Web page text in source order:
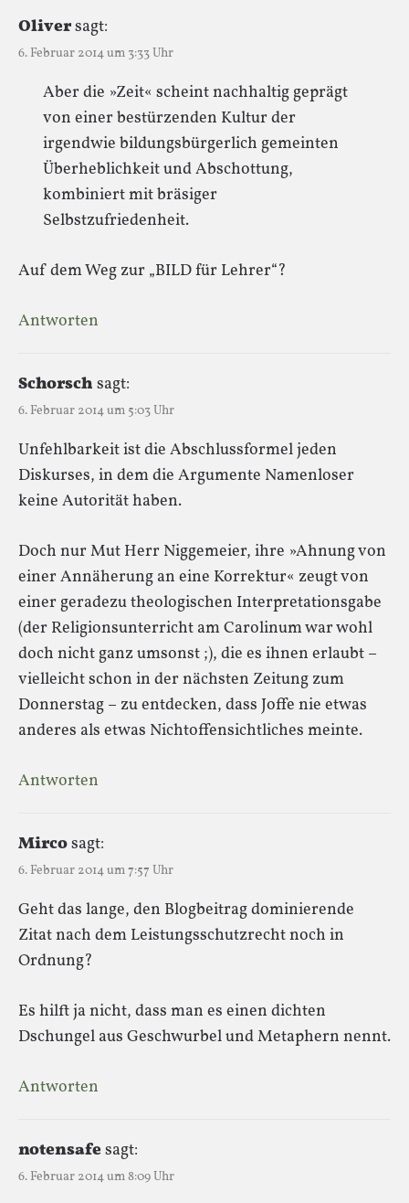
Oliversagt:
6. Februar 2014 um 3:33 Uhr
Aber die »Zeit« scheint nachhaltig geprägt
von einer bestürzenden Kultur der
irgendwie bildungsbürgerlich gemeinten
Überheblichkeit und Abschottung,
kombiniert mit bräsiger
Selbstzufriedenheit.
Auf dem Weg zur „BILD für Lehrer“?
Antworten
Schorsch sagt:
6. Februar 2014 um 5:03 Uhr
Unfehlbarkeit ist die Abschlussformel jeden
Diskurses, in dem die Argumente Namenloser
keine Autorität haben.
Doch nur Mut Herr Niggemeier, ihre »Ahnung von
einer Annäherung an eine Korrektur« zeugt von
einer geradezu theologischen Interpretationsgabe
(der Religionsunterricht am Carolinum war wohl
doch nicht ganz umsonst ;), die es ihnen erlaubt –
vielleicht schon in der nächsten Zeitung zum
Donnerstag – zu entdecken, dass Joffe nie etwas
anderes als etwas Nichtoffensichtliches meinte.
Antworten
Mircosagt:
6. Februar 2014 um 7:57 Uhr
Geht das lange, den Blogbeitrag dominierende
Zitat nach dem Leistungsschutzrecht noch in
Ordnung?
Es hilft ja nicht, dass man es einen dichten
Dschungel aus Geschwurbel und Metaphern nennt.
Antworten
notensafesagt:
6. Februar 2014 um 8:09 Uhr